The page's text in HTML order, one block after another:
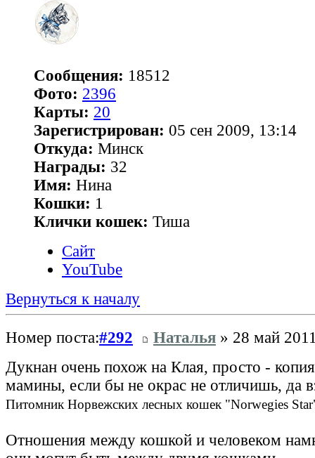
Сообщения: 18512
Фото: 2396
Карты: 20
Зарегистрирован: 05 сен 2009, 13:14
Откуда: Минск
Награды: 32
Имя: Нина
Кошки: 1
Клички кошек: Тиша
Сайт
YouTube
Вернуться к началу
Номер поста:#292 Наталья » 28 май
Дукнан очень похож на Клая, просто -
мамины, если бы не окрас не отличишь, да
Питомник Норвежских лесных кошек "Norwegies
Отношения между кошкой и человеком